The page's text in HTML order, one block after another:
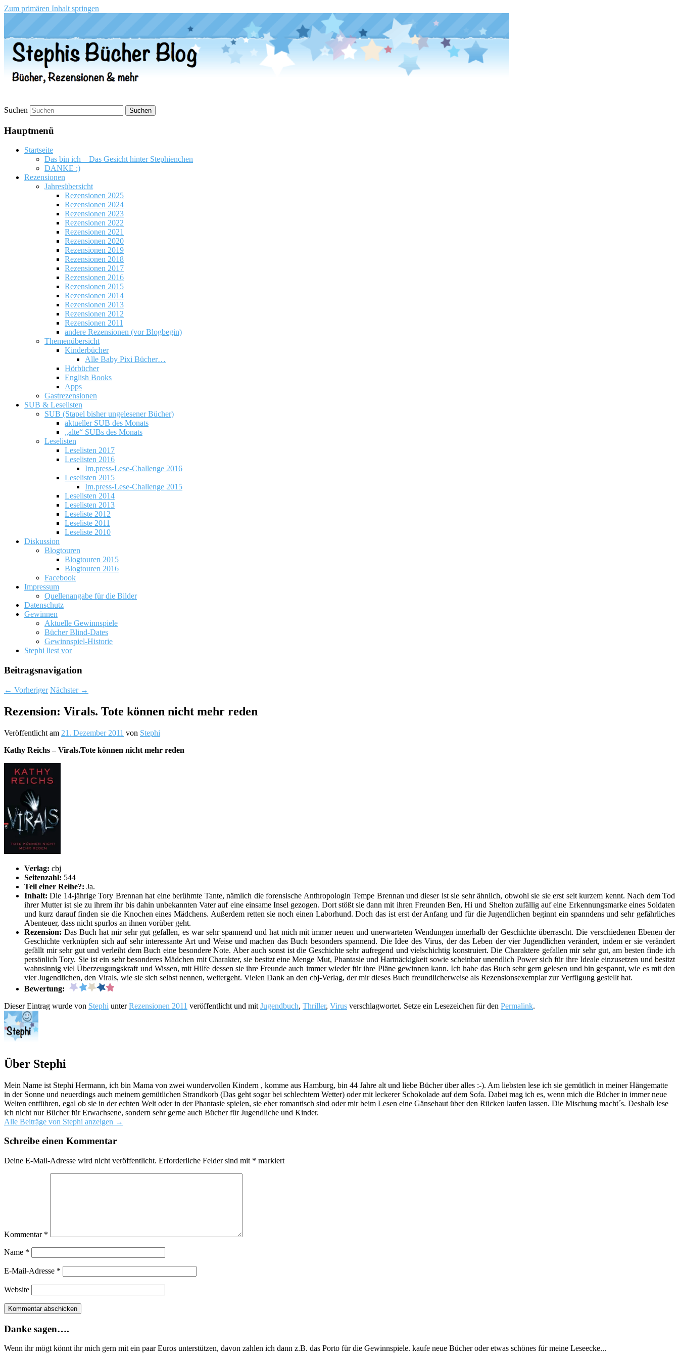
Zum primären Inhalt springen
Stephis Bücher Blog
Suchen
Hauptmenü
Startseite
Das bin ich – Das Gesicht hinter Stephienchen
DANKE :)
Rezensionen
Jahresübersicht
Rezensionen 2025
Rezensionen 2024
Rezensionen 2023
Rezensionen 2022
Rezensionen 2021
Rezensionen 2020
Rezensionen 2019
Rezensionen 2018
Rezensionen 2017
Rezensionen 2016
Rezensionen 2015
Rezensionen 2014
Rezensionen 2013
Rezensionen 2012
Rezensionen 2011
andere Rezensionen (vor Blogbegin)
Themenübersicht
Kinderbücher
Alle Baby Pixi Bücher…
Hörbücher
English Books
Apps
Gastrezensionen
SUB & Leselisten
SUB (Stapel bisher ungelesener Bücher)
aktueller SUB des Monats
„alte“ SUBs des Monats
Leselisten
Leselisten 2017
Leselisten 2016
Im.press-Lese-Challenge 2016
Leselisten 2015
Im.press-Lese-Challenge 2015
Leselisten 2014
Leselisten 2013
Leseliste 2012
Leseliste 2011
Leseliste 2010
Diskussion
Blogtouren
Blogtouren 2015
Blogtouren 2016
Facebook
Impressum
Quellenangabe für die Bilder
Datenschutz
Gewinnen
Aktuelle Gewinnspiele
Bücher Blind-Dates
Gewinnspiel-Historie
Stephi liest vor
Beitragsnavigation
← Vorheriger Nächster →
Rezension: Virals. Tote können nicht mehr reden
Veröffentlicht am 21. Dezember 2011 von Stephi
Kathy Reichs – Virals.Tote können nicht mehr reden
Verlag: cbj
Seitenzahl: 544
Teil einer Reihe?: Ja.
Inhalt:Die 14-jährige Tory Brennan hat eine berühmte Tante, nämlich die forensische Anthropologin Tempe Brennan und dieser ist sie sehr ähnlich, obwohl sie sie erst seit kurzem kennt. Nach dem Tod
ihrer Mutter ist sie zu ihrem ihr bis dahin unbekannten Vater auf eine einsame Insel gezogen. Dort stößt sie dann mit ihren Freunden Ben, Hi und Shelton zufällig auf eine Erkennungsmarke eines Soldaten
und kurz darauf finden sie die Knochen eines Mädchens. Außerdem retten sie noch einen Laborhund. Doch das ist erst der Anfang und für die Jugendlichen beginnt ein spanndens und sehr gefährliches
Abenteuer, dass nicht spurlos an ihnen vorüber geht.
Rezension: Das Buch hat mir sehr gut gefallen, es war sehr spannend und hat mich mit immer neuen und unerwarteten Wendungen innerhalb der Geschichte überrascht. Die verschiedenen Ebenen der
Geschichte verknüpfen sich auf sehr interessante Art und Weise und machen das Buch besonders spannend. Die Idee des Virus, der das Leben der vier Jugendlichen verändert, indem er sie verändert
gefällt mir sehr gut und verleiht dem Buch eine besondere Note. Aber auch sonst ist die Geschichte sehr aufregend und vielschichtig konstruiert. Die Charaktere gefallen mir sehr gut, am besten finde ich
persönlich Tory. Sie ist ein sehr besonderes Mädchen mit Charakter, sie besitzt eine Menge Mut, Phantasie und Hartnäckigkeit sowie scheinbar unendlich Power sich für ihre Ideale einzusetzen und besitzt
wahnsinnig viel Überzeugungskraft und Wissen, mit Hilfe dessen sie ihre Freunde auch immer wieder für ihre Pläne gewinnen kann. Ich habe das Buch sehr gern gelesen und bin gespannt, wie es mit den
vier Jugendlichen, den Virals, wie sie sich selbst nennen, weitergeht. Vielen Dank an den cbj-Verlag, der mir dieses Buch freundlicherweise als Rezensionsexemplar zur Verfügung gestellt hat.
Bewertung:
Dieser Eintrag wurde von Stephi unterRezensionen 2011 veröffentlicht und mit Jugendbuch, Thriller, Virus verschlagwortet. Setze ein Lesezeichen für den Permalink.
Über Stephi
Mein Name ist Stephi Hermann, ich bin Mama von zwei wundervollen Kindern , komme aus Hamburg, bin 44 Jahre alt und liebe Bücher über alles :-). Am liebsten lese ich sie gemütlich in meiner Hängematte
in der Sonne und neuerdings auch meinem gemütlichen Strandkorb (Das geht sogar bei schlechtem Wetter) oder mit leckerer Schokolade auf dem Sofa. Dabei mag ich es, wenn mich die Bücher in immer neue
Welten entführen, egal ob sie in der echten Welt oder in der Phantasie spielen, sie eher romantisch sind oder mir beim Lesen eine Gänsehaut über den Rücken laufen lassen. Die Mischung macht´s. Deshalb lese
ich nicht nur Bücher für Erwachsene, sondern sehr gerne auch Bücher für Jugendliche und Kinder.
Alle Beiträge von Stephi anzeigen →
Schreibe einen Kommentar
Deine E-Mail-Adresse wird nicht veröffentlicht. Erforderliche Felder sind mit * markiert
Kommentar *
Name *
E-Mail-Adresse *
Website
Danke sagen….
Wenn ihr mögt könnt ihr mich gern mit ein paar Euros unterstützen, davon zahlen ich dann z.B. das Porto für die Gewinnspiele. kaufe neue Bücher oder etwas schönes für meine Leseecke...